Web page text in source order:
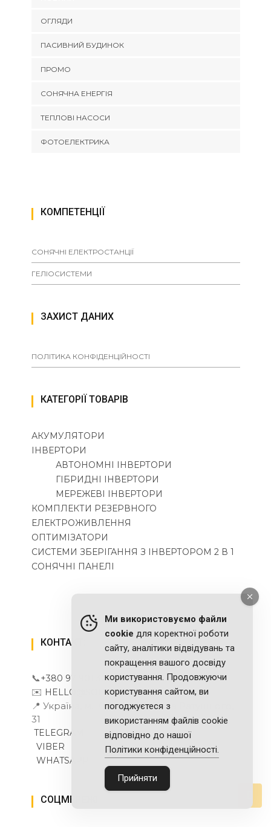
ОГЛЯДИ
ПАСИВНИЙ БУДИНОК
ПРОМО
СОНЯЧНА ЕНЕРГІЯ
ТЕПЛОВІ НАСОСИ
ФОТОЕЛЕКТРИКА
КОМПЕТЕНЦІЇ
СОНЯЧНІ ЕЛЕКТРОСТАНЦІЇ
ГЕЛІОСИСТЕМИ
ЗАХИСТ ДАНИХ
ПОЛІТИКА КОНФІДЕНЦІЙНОСТІ
КАТЕГОРІЇ ТОВАРІВ
АКУМУЛЯТОРИ
ІНВЕРТОРИ
АВТОНОМНІ ІНВЕРТОРИ
ГІБРИДНІ ІНВЕРТОРИ
МЕРЕЖЕВІ ІНВЕРТОРИ
КОМПЛЕКТИ РЕЗЕРВНОГО
ЕЛЕКТРОЖИВЛЕННЯ
ОПТИМІЗАТОРИ
СИСТЕМИ ЗБЕРІГАННЯ З ІНВЕРТОРОМ 2 В 1
СОНЯЧНІ ПАНЕЛІ
КОНТАКТ:
📞+380 97 901 30 13
✉️ HELLO@SOLARSOUL.NET
📍 Україна, м. Київ вул. Романа Ратушного,
31
TELEGRAM
VIBER
WHATSAPP
СОЦМЕРЕЖІ
Ми використовуємо файли
cookie для коректної роботи
сайту, аналітики відвідувань та
покращення вашого досвіду
користування. Продовжуючи
користування сайтом, ви
погоджуєтеся з
використанням файлів cookie
відповідно до нашої
Політики конфіденційності.
Прийняти